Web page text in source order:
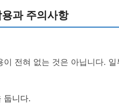
과 주의사항
이 전혀 없는 것은 아닙니다.
둡니다.